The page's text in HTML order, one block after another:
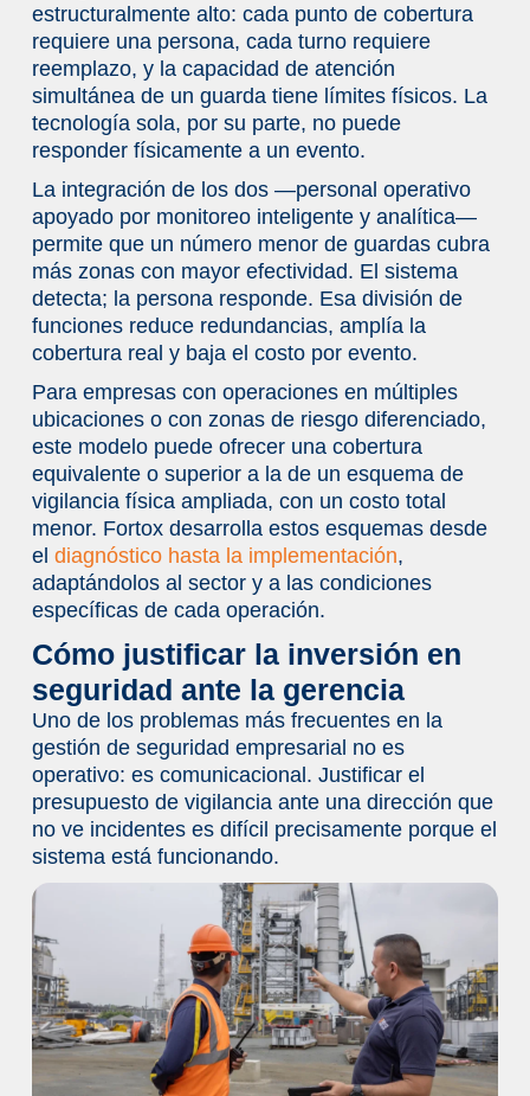
estructuralmente alto: cada punto de cobertura
requiere una persona, cada turno requiere
reemplazo, y la capacidad de atención
simultánea de un guarda tiene límites físicos. La
tecnología sola, por su parte, no puede
responder físicamente a un evento.
La integración de los dos —personal operativo
apoyado por monitoreo inteligente y analítica—
permite que un número menor de guardas cubra
más zonas con mayor efectividad. El sistema
detecta; la persona responde. Esa división de
funciones reduce redundancias, amplía la
cobertura real y baja el costo por evento.
Para empresas con operaciones en múltiples
ubicaciones o con zonas de riesgo diferenciado,
este modelo puede ofrecer una cobertura
equivalente o superior a la de un esquema de
vigilancia física ampliada, con un costo total
menor. Fortox desarrolla estos esquemas desde
el diagnóstico hasta la implementación,
adaptándolos al sector y a las condiciones
específicas de cada operación.
Cómo justificar la inversión en
seguridad ante la gerencia
Uno de los problemas más frecuentes en la
gestión de seguridad empresarial no es
operativo: es comunicacional. Justificar el
presupuesto de vigilancia ante una dirección que
no ve incidentes es difícil precisamente porque el
sistema está funcionando.